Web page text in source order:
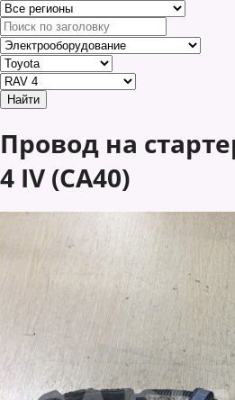
Провод на
4 IV (CA40)